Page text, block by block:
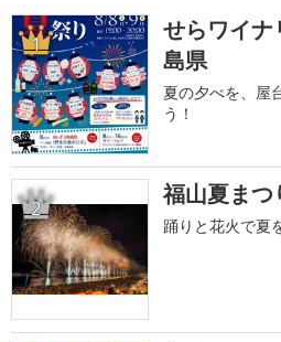
1
せらワイ
島県
夏の夕べを、屋
う！
2 福山夏ま
踊りと花火で夏